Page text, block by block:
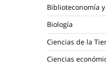
Biblioteconomía
Biología
Ciencias de la
Ciencias